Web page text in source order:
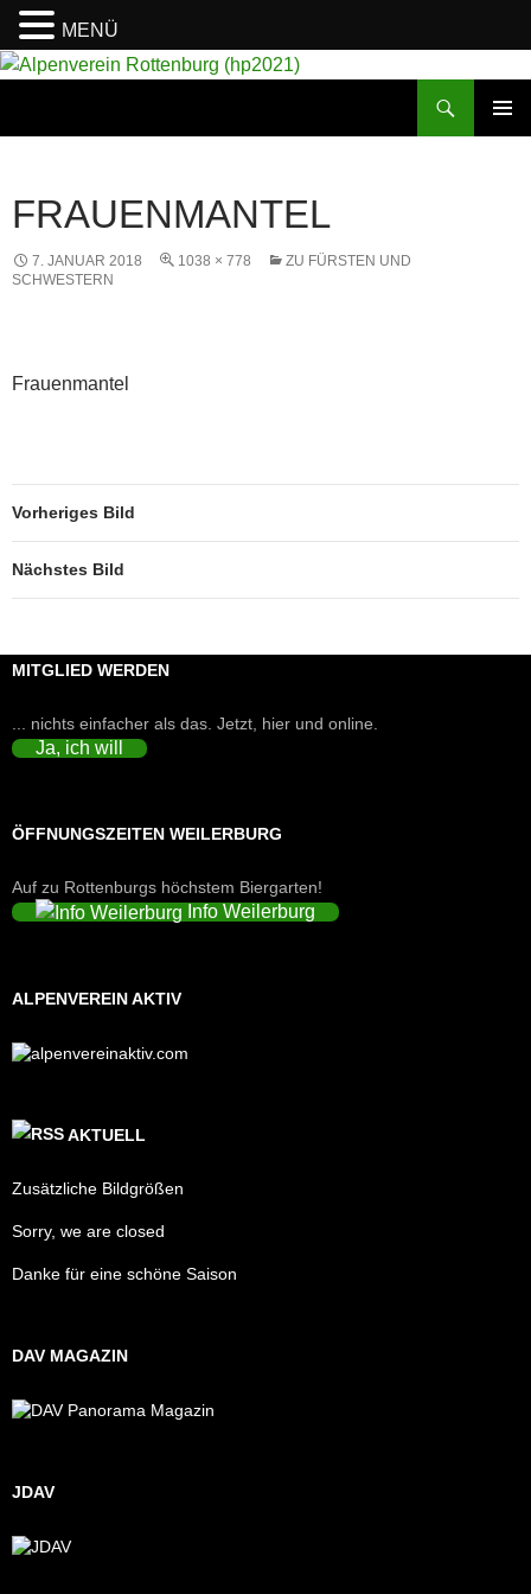
FRAUENMANTEL
7. JANUAR 2018 1038 × 778
ZU FÜRSTEN UND
SCHWESTERN
Frauenmantel
Vorheriges Bild
Nächstes Bild
MITGLIED WERDEN
... nichts einfacher als das. Jetzt, hier und online.
Ja, ich will
ÖFFNUNGSZEITEN WEILERBURG
Auf zu Rottenburgs höchstem Biergarten!
Info Weilerburg
ALPENVEREIN AKTIV
AKTUELL
Zusätzliche Bildgrößen
Sorry, we are closed
Danke für eine schöne Saison
DAV MAGAZIN
JDAV
MENÜ